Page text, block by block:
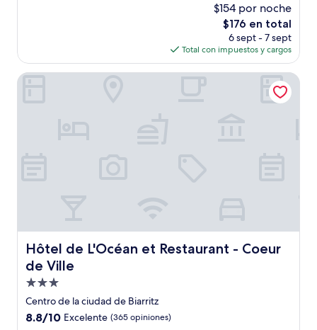
$154 por noche
El
precio
actual
es
de
$176 en total
6 sept - 7 sept
Total con impuestos y cargos
Hôtel de L'Océan et Restaurant - Coeur
de Ville
Hôtel de L'Océan et Restaurant - Coeur de Ville
Propiedad
de
3.0
Centro de la ciudad de Biarritz
8.8
8.8/10 Excelente (365 opiniones)
Hôtel de L'Océan et Restaurant - Coeur de Ville